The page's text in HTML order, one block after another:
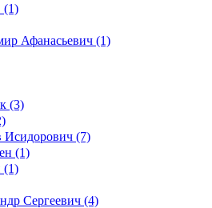
(1)
Афанасьевич (1)
(3)
Исидорович (7)
(1)
(1)
Сергеевич (4)